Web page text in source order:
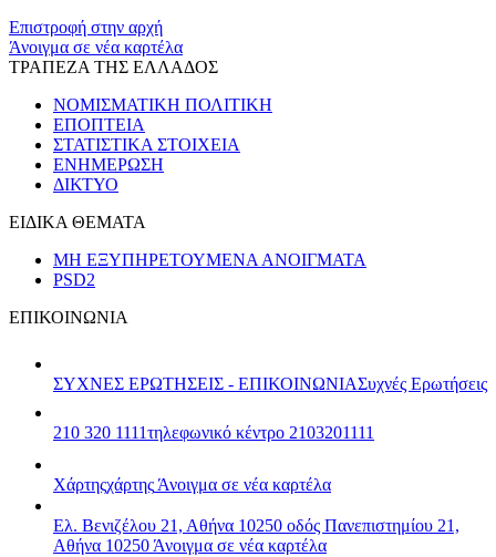
Επιστροφή στην αρχή
Άνοιγμα σε νέα καρτέλα
ΤΡΑΠΕΖΑ ΤΗΣ ΕΛΛΑΔΟΣ
ΝΟΜΙΣΜΑΤΙΚΗ ΠΟΛΙΤΙΚΗ
ΕΠΟΠΤΕΙΑ
ΣΤΑΤΙΣΤΙΚΑ ΣΤΟΙΧΕΙΑ
ΕΝΗΜΕΡΩΣΗ
ΔΙΚΤΥΟ
ΕΙΔΙΚΑ ΘΕΜΑΤΑ
ΜΗ ΕΞΥΠΗΡΕΤΟΥΜΕΝΑ ΑΝΟΙΓΜΑΤΑ
PSD2
ΕΠΙΚΟΙΝΩΝΙΑ
ΣΥΧΝΕΣ ΕΡΩΤΗΣΕΙΣ - ΕΠΙΚΟΙΝΩΝΙΑΣυχνές Ερωτήσεις
210 320 1111τηλεφωνικό κέντρο 2103201111
Χάρτηςχάρτης Άνοιγμα σε νέα καρτέλα
Ελ. Βενιζέλου 21, Αθήνα 10250 οδός Πανεπιστημίου 21,
Αθήνα 10250 Άνοιγμα σε νέα καρτέλα